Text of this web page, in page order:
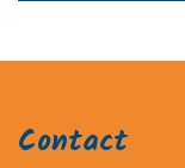
Contact